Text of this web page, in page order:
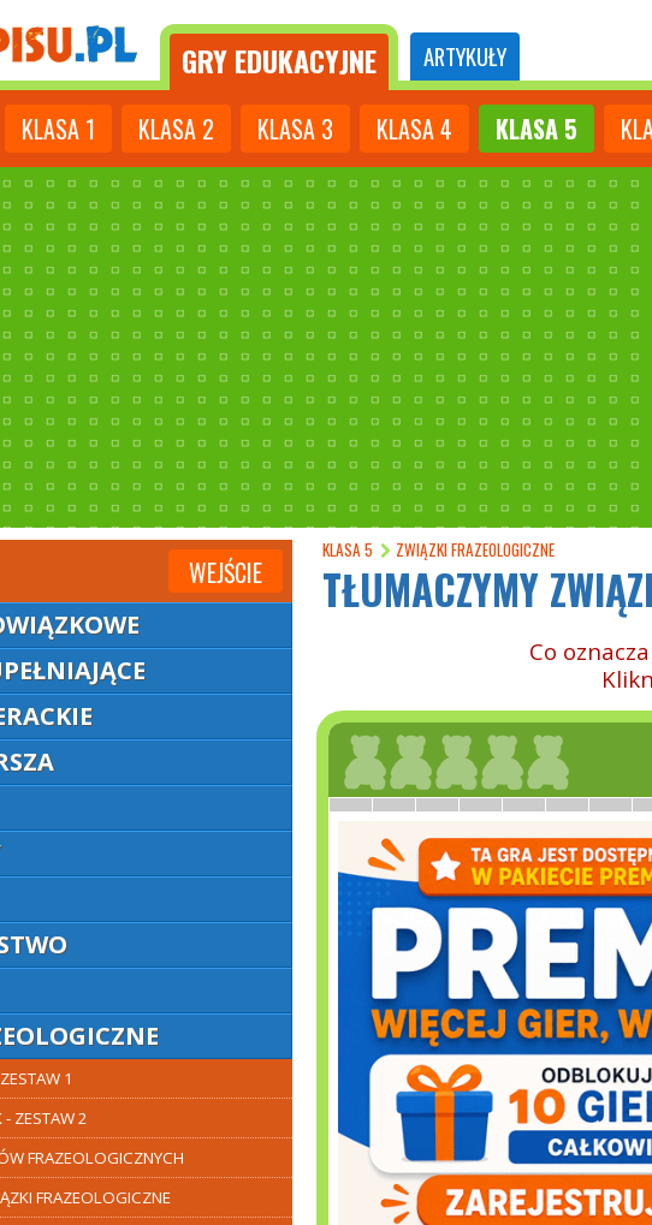
GRYEDUKACYJNE ARTYKUŁY
KLASA 1 KLASA 2 KLASA 3 KLASA4 KLASA 5
KLASA 5 ZWIĄZKI FRAZEOLOGICZNE
TŁUMACZYMY
Co
WEJŚCIE
1
ZESTAW 2
FRAZEOLOGICZNYCH
FRAZEOLOGICZNE